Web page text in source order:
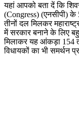
यहां आपको बता दें कि
(Congress) (एनसीपी)
तीनों दल मिलकर
में सरकार बनाने के लिए
मिलाकर यह आंकड़ा 154
विधायकों का भी समर्थन